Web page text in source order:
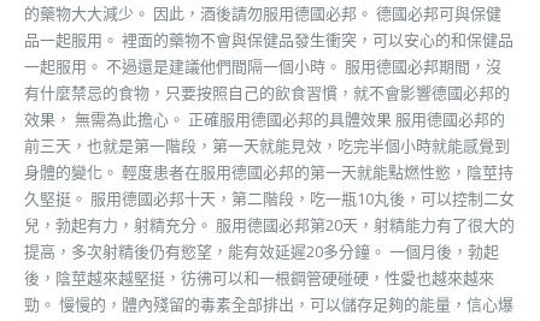
的藥物大大減少。 因此，酒後請勿服用德國必邦。 德國必邦可與保健
品一起服用。 裡面的藥物不會與保健品發生衝突，可以安心的和保健品
一起服用。 不過還是建議他們間隔一個小時。 服用德國必邦期間，沒
有什麼禁忌的食物，只要按照自己的飲食習慣，就不會影響德國必邦的
效果， 無需為此擔心。 正確服用德國必邦的具體效果 服用德國必邦的
前三天，也就是第一階段，第一天就能見效，吃完半個小時就能感覺到
身體的變化。 輕度患者在服用德國必邦的第一天就能點燃性慾，陰莖持
久堅挺。 服用德國必邦十天，第二階段，吃一瓶10丸後，可以控制二女
兒，勃起有力，射精充分。 服用德國必邦第20天，射精能力有了很大的
提高，多次射精後仍有慾望，能有效延遲20多分鐘。 一個月後，勃起
後，陰莖越來越堅挺，彷彿可以和一根鋼管硬碰硬，性愛也越來越來
勁。 慢慢的，體內殘留的毒素全部排出，可以儲存足夠的能量，信心爆